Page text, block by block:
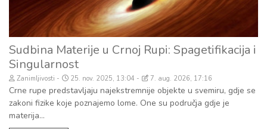
Sudbina Materije u Crnoj Rupi: Spagetifikacija i
Singularnost
Zanimljivosti 25. nov. 2025, 13:04 7. aug. 2026, 17:16
Crne rupe predstavljaju najekstremnije objekte u svemiru, gdje se
zakoni fizike koje poznajemo lome. One su područja gdje je
materija...